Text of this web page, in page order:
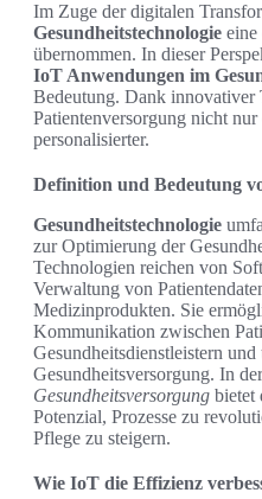
Im Zuge der digitalen
Gesundheitstechnologie eine
übernommen. In dieser
IoT Anwendungen im
Bedeutung. Dank
Patientenversorgung nicht
personalisierter.
Definition und Bedeutung
Gesundheitstechnologie
zur Optimierung der
Technologien reichen von
Verwaltung von
Medizinprodukten. Sie
Kommunikation zwischen
Gesundheitsdienstleistern
Gesundheitsversorgung. In
Gesundheitsversorgung bietet
Potenzial, Prozesse zu
Pflege zu steigern.
Wie IoT die Effizienz